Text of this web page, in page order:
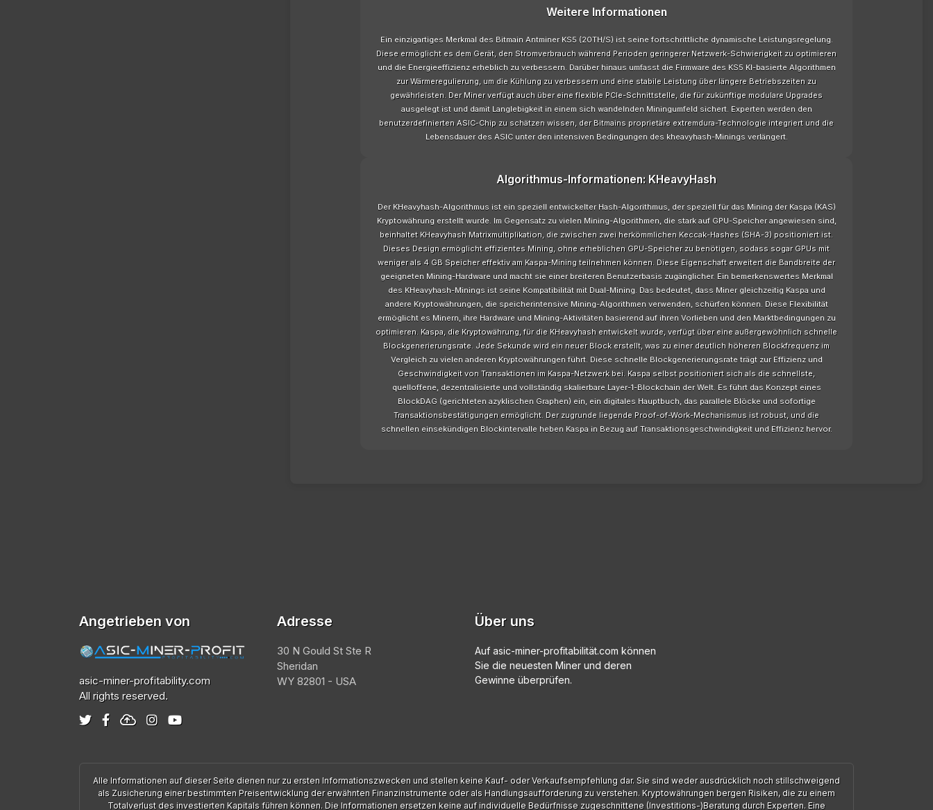
Weitere Informationen
Ein einzigartiges Merkmal des Bitmain Antminer KS5 (20TH/S) ist seine fortschrittliche dynamische Leistungsregelung.
Diese ermöglicht es dem Gerät, den Stromverbrauch während Perioden geringerer Netzwerk-Schwierigkeit zu optimieren
und die Energieeffizienz erheblich zu verbessern. Darüber hinaus umfasst die Firmware des KS5 KI-basierte Algorithmen
zur Wärmeregulierung, um die Kühlung zu verbessern und eine stabile Leistung über längere Betriebszeiten zu
gewährleisten. Der Miner verfügt auch über eine flexible PCIe-Schnittstelle, die für zukünftige modulare Upgrades
ausgelegt ist und damit Langlebigkeit in einem sich wandelnden Miningumfeld sichert. Experten werden den
benutzerdefinierten ASIC-Chip zu schätzen wissen, der Bitmains proprietäre extremdura-Technologie integriert und die
Lebensdauer des ASIC unter den intensiven Bedingungen des kheavyhash-Minings verlängert.
Algorithmus-Informationen: KHeavyHash
Der KHeavyhash-Algorithmus ist ein speziell entwickelter Hash-Algorithmus, der speziell für das Mining der Kaspa (KAS)
Kryptowährung erstellt wurde. Im Gegensatz zu vielen Mining-Algorithmen, die stark auf GPU-Speicher angewiesen sind,
beinhaltet KHeavyhash Matrixmultiplikation, die zwischen zwei herkömmlichen Keccak-Hashes (SHA-3) positioniert ist.
Dieses Design ermöglicht effizientes Mining, ohne erheblichen GPU-Speicher zu benötigen, sodass sogar GPUs mit
weniger als 4 GB Speicher effektiv am Kaspa-Mining teilnehmen können. Diese Eigenschaft erweitert die Bandbreite der
geeigneten Mining-Hardware und macht sie einer breiteren Benutzerbasis zugänglicher. Ein bemerkenswertes Merkmal
des KHeavyhash-Minings ist seine Kompatibilität mit Dual-Mining. Das bedeutet, dass Miner gleichzeitig Kaspa und
andere Kryptowährungen, die speicherintensive Mining-Algorithmen verwenden, schürfen können. Diese Flexibilität
ermöglicht es Minern, ihre Hardware und Mining-Aktivitäten basierend auf ihren Vorlieben und den Marktbedingungen zu
optimieren. Kaspa, die Kryptowährung, für die KHeavyhash entwickelt wurde, verfügt über eine außergewöhnlich schnelle
Blockgenerierungsrate. Jede Sekunde wird ein neuer Block erstellt, was zu einer deutlich höheren Blockfrequenz im
Vergleich zu vielen anderen Kryptowährungen führt. Diese schnelle Blockgenerierungsrate trägt zur Effizienz und
Geschwindigkeit von Transaktionen im Kaspa-Netzwerk bei. Kaspa selbst positioniert sich als die schnellste,
quelloffene, dezentralisierte und vollständig skalierbare Layer-1-Blockchain der Welt. Es führt das Konzept eines
BlockDAG (gerichteten azyklischen Graphen) ein, ein digitales Hauptbuch, das parallele Blöcke und sofortige
Transaktionsbestätigungen ermöglicht. Der zugrunde liegende Proof-of-Work-Mechanismus ist robust, und die
schnellen einsekündigen Blockintervalle heben Kaspa in Bezug auf Transaktionsgeschwindigkeit und Effizienz hervor.
Angetrieben von
asic-miner-profitability.com
All rights reserved.
Adresse
30 N Gould St Ste R
Sheridan
WY 82801 - USA
Über uns
Auf asic-miner-profitabilität.com können
Sie die neuesten Miner und deren
Gewinne überprüfen.
Alle Informationen auf dieser Seite dienen nur zu ersten Informationszwecken und stellen keine Kauf- oder Verkaufsempfehlung dar. Sie sind weder ausdrücklich noch stillschweigend
als Zusicherung einer bestimmten Preisentwicklung der erwähnten Finanzinstrumente oder als Handlungsaufforderung zu verstehen. Kryptowährungen bergen Risiken, die zu einem
Totalverlust des investierten Kapitals führen können. Die Informationen ersetzen keine auf individuelle Bedürfnisse zugeschnittene (Investitions-)Beratung durch Experten. Eine